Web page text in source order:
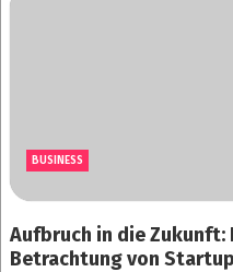
BUSINESS
Aufbruch in die Zukunft:
Betrachtung von